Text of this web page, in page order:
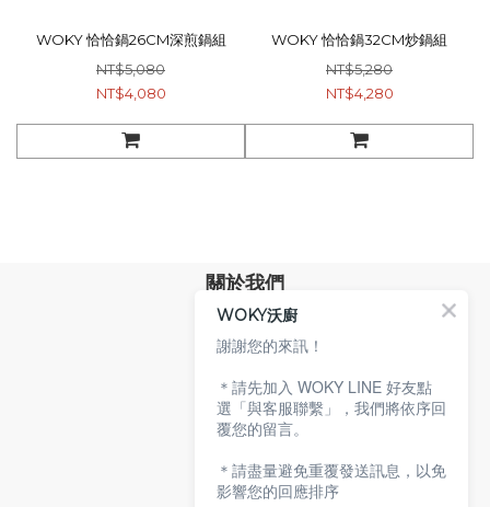
WOKY 恰恰鍋26CM深煎鍋組
NT$5,080
NT$4,080
WOKY 恰恰鍋32CM炒鍋組
NT$5,280
NT$4,280
關於我們
品牌故事
專業技術
環保沃廚
顧客服務
服務條款
隱私權政策
WOKY沃廚
謝謝您的來訊！
＊請先加入 WOKY LINE 好友點
選「與客服聯繫」，我們將依序回
覆您的留言。
＊請盡量避免重覆發送訊息，以免
影響您的回應排序